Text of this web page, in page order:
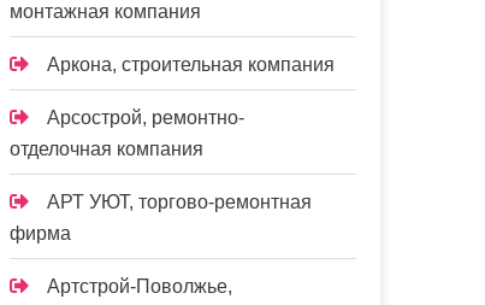
монтажная компания
Аркона, строительная компания
Арсострой, ремонтно-
отделочная компания
АРТ УЮТ, торгово-ремонтная
фирма
Артстрой-Поволжье,